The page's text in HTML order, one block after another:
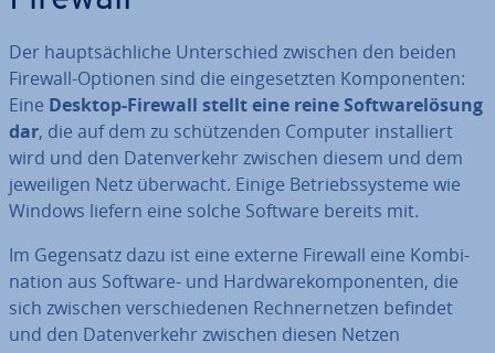
Der haupt­säch­li­che Un­ter­schied zwischen den beiden
Firewall-Optionen sind die ein­ge­setz­ten Kom­po­nen­ten:
Eine Desktop-Firewall stellt eine reine Soft­ware­lö­sung
dar, die auf dem zu schüt­zen­den Computer in­stal­liert
wird und den Da­ten­ver­kehr zwischen diesem und dem
je­wei­li­gen Netz überwacht. Einige Be­triebs­sys­te­me wie
Windows liefern eine solche Software bereits mit.
Im Gegensatz dazu ist eine externe Firewall eine Kom­bi­
na­ti­on aus Software- und Hard­ware­kom­po­nen­ten, die
sich zwischen ver­schie­de­nen Rech­ner­net­zen befindet
und den Da­ten­ver­kehr zwischen diesen Netzen